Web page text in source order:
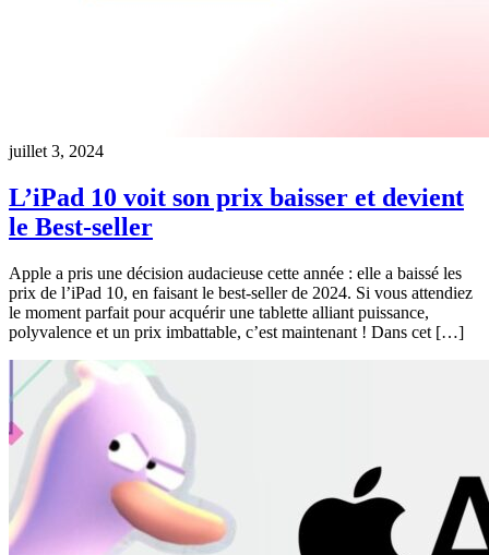
juillet 3, 2024
L’iPad 10 voit son prix baisser et devient
le Best-seller
Apple a pris une décision audacieuse cette année : elle a baissé les
prix de l’iPad 10, en faisant le best-seller de 2024. Si vous attendiez
le moment parfait pour acquérir une tablette alliant puissance,
polyvalence et un prix imbattable, c’est maintenant ! Dans cet […]